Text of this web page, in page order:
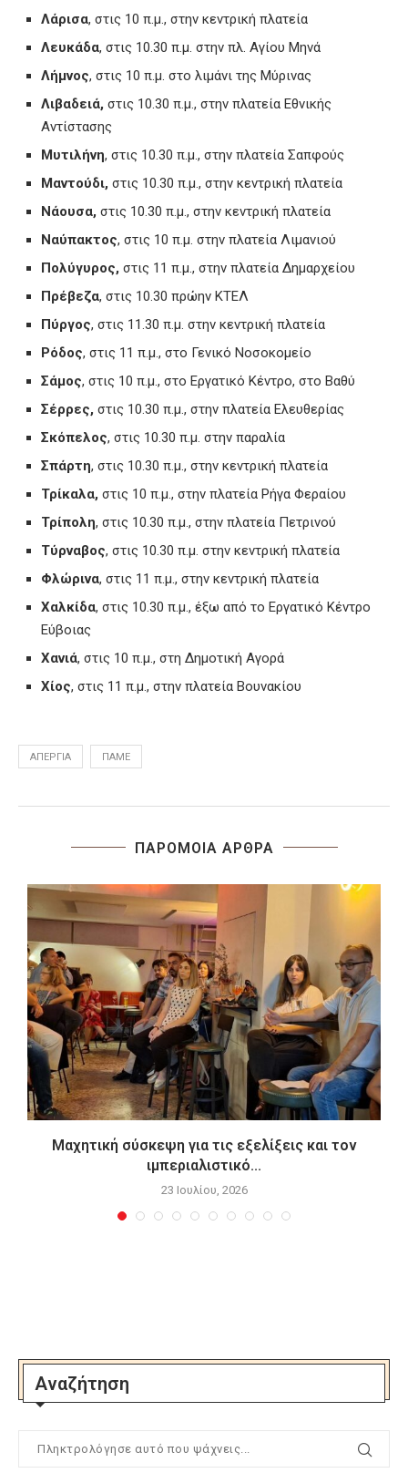
Λάρισα, στις 10 π.μ., στην κεντρική πλατεία
Λευκάδα, στις 10.30 π.μ. στην πλ. Αγίου Μηνά
Λήμνος, στις 10 π.μ. στο λιμάνι της Μύρινας
Λιβαδειά, στις 10.30 π.μ., στην πλατεία Εθνικής
Αντίστασης
Μυτιλήνη, στις 10.30 π.μ., στην πλατεία Σαπφούς
Μαντούδι, στις 10.30 π.μ., στην κεντρική πλατεία
Νάουσα, στις 10.30 π.μ., στην κεντρική πλατεία
Ναύπακτος, στις 10 π.μ. στην πλατεία Λιμανιού
Πολύγυρος, στις 11 π.μ., στην πλατεία Δημαρχείου
Πρέβεζα, στις 10.30 πρώην ΚΤΕΛ
Πύργος, στις 11.30 π.μ. στην κεντρική πλατεία
Ρόδος, στις 11 π.μ., στο Γενικό Νοσοκομείο
Σάμος, στις 10 π.μ., στο Εργατικό Κέντρο, στο Βαθύ
Σέρρες, στις 10.30 π.μ., στην πλατεία Ελευθερίας
Σκόπελος, στις 10.30 π.μ. στην παραλία
Σπάρτη, στις 10.30 π.μ., στην κεντρική πλατεία
Τρίκαλα, στις 10 π.μ., στην πλατεία Ρήγα Φεραίου
Τρίπολη, στις 10.30 π.μ., στην πλατεία Πετρινού
Τύρναβος, στις 10.30 π.μ. στην κεντρική πλατεία
Φλώρινα, στις 11 π.μ., στην κεντρική πλατεία
Χαλκίδα, στις 10.30 π.μ., έξω από το Εργατικό Κέντρο
Εύβοιας
Χανιά, στις 10 π.μ., στη Δημοτική Αγορά
Χίος, στις 11 π.μ., στην πλατεία Βουνακίου
ΑΠΕΡΓΊΑ ΠΑΜΕ
ΠΑΡΟΜΟΙΑ ΑΡΘΡΑ
Μαχητική σύσκεψη για τις εξελίξεις και τον
ιμπεριαλιστικό...
23 Ιουλίου, 2026
Αναζήτηση